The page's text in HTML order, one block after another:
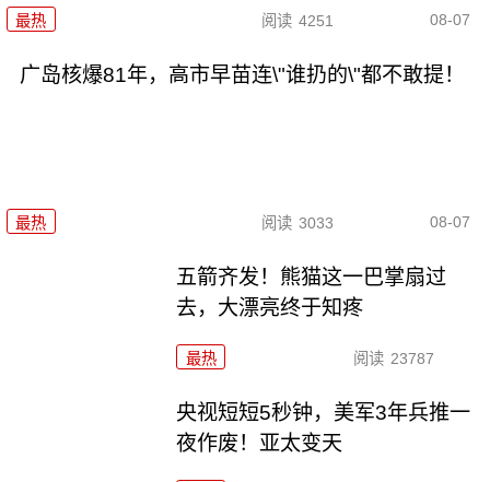
最热 阅读 4251 08-07
广岛核爆81年，高市早苗连\"谁扔的\"都不敢提！
最热 阅读 3033 08-07
五箭齐发！熊猫这一巴掌扇过
去，大漂亮终于知疼
最热 阅读 23787
央视短短5秒钟，美军3年兵推一
夜作废！亚太变天